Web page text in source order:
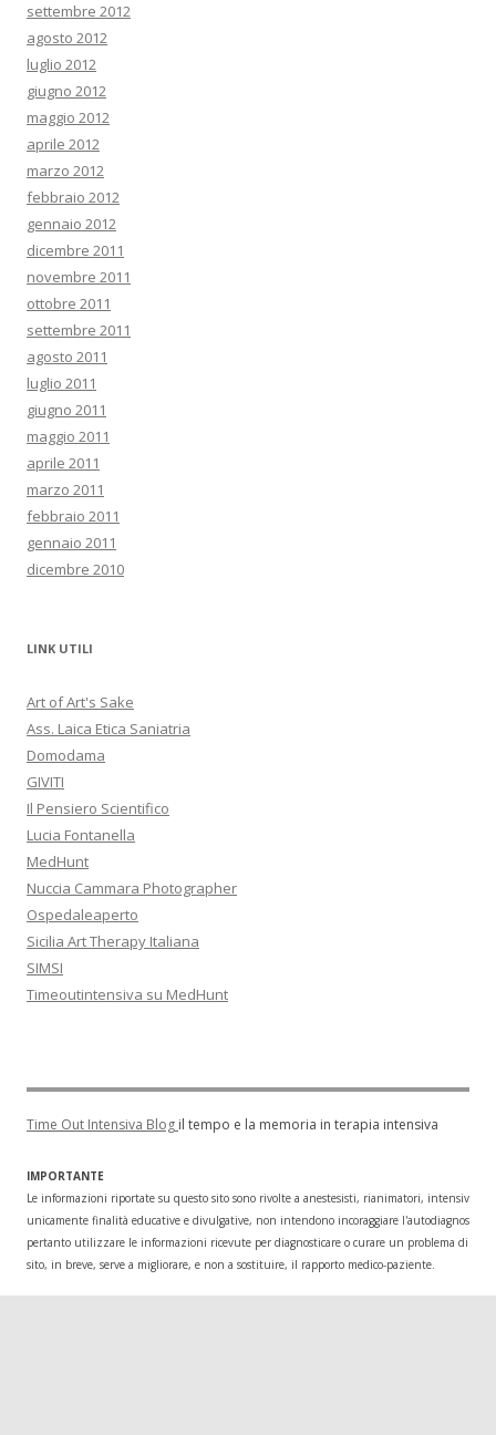
settembre 2012
agosto 2012
luglio 2012
giugno 2012
maggio 2012
aprile 2012
marzo 2012
febbraio 2012
gennaio 2012
dicembre 2011
novembre 2011
ottobre 2011
settembre 2011
agosto 2011
luglio 2011
giugno 2011
maggio 2011
aprile 2011
marzo 2011
febbraio 2011
gennaio 2011
dicembre 2010
LINK UTILI
Art of Art's Sake
Ass. Laica Etica Saniatria
Domodama
GIVITI
Il Pensiero Scientifico
Lucia Fontanella
MedHunt
Nuccia Cammara Photographer
Ospedaleaperto
Sicilia Art Therapy Italiana
SIMSI
Timeoutintensiva su MedHunt
Time Out Intensiva Blog il tempo e la memoria in terapia intensiva
IMPORTANTE
Le informazioni riportate su questo sito sono rivolte a anestesisti, rianimatori,
unicamente finalità educative e divulgative, non intendono incoraggiare l'autodiagnosi o
pertanto utilizzare le informazioni ricevute per diagnosticare o curare un problema di
sito, in breve, serve a migliorare, e non a sostituire, il rapporto medico-paziente.